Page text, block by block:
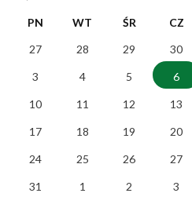
PN WT ŚR CZ
27
28 29 30
3 4 5 6
10 11 12 13
17 18 19 20
24 25 26 27
31 1 2 3